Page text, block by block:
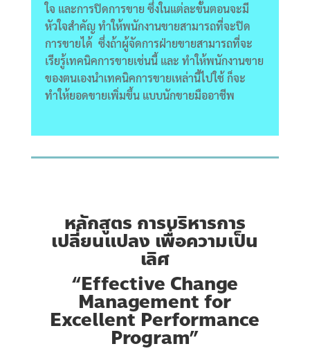
ใจ และการปิดการขาย ซึ่งในแต่ละขั้นตอนจะมี
หัวใจสำคัญ ทำให้พนักงานขายสามารถที่จะปิด
การขายได้ ซึ่งถ้าผู้จัดการฝ่ายขายสามารถที่จะ
เรียรู้เทคนิคการขายเช่นนี้ และ ทำให้พนักงานขาย
ของตนเองนำเทคนิคการขายเหล่านี้ไปใช้ ก็จะ
ทำให้ยอดขายเพิ่มขึ้น แบบนักขายมืออาชีพ
หลักสูตร การบริหารการ
เปลี่ยนแปลง เพื่อความเป็น
เลิศ
“Effective Change
Management for
Excellent Performance
Program”